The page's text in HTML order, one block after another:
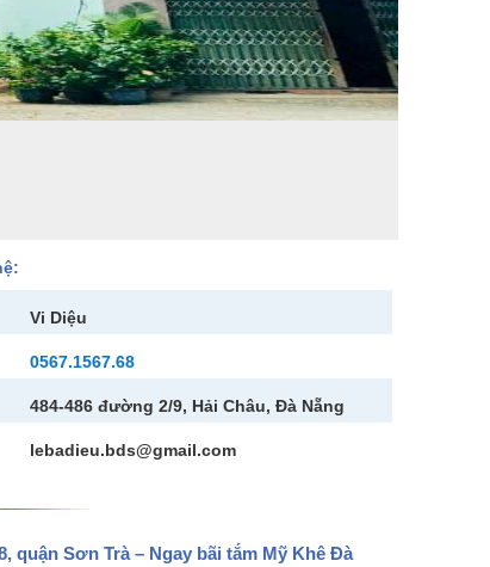
Vi Diệu
0567.1567.68
484-486 đường 2/9, Hải Châu, Đà Nẵng
lebadieu.bds@gmail.com
Sơn Trà – Ngay bãi tắm Mỹ Khê Đà